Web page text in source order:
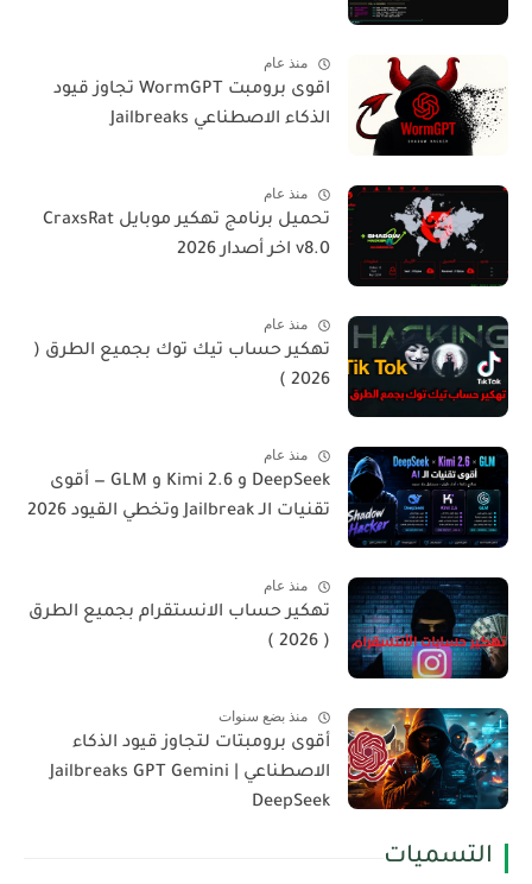
منذ عام
اقوى برومبت WormGPT تجاوز قيود
الذكاء الاصطناعي Jailbreaks
منذ عام
تحميل برنامج تهكير موبايل CraxsRat
v8.0 اخر أصدار 2026
منذ عام
تهكير حساب تيك توك بجميع الطرق (
2026 )
منذ عام
DeepSeek و Kimi 2.6 و GLM — أقوى
تقنيات الـ Jailbreak وتخطي القيود 2026
منذ عام
تهكير حساب الانستقرام بجميع الطرق
( 2026 )
منذ بضع سنوات
أقوى برومبتات لتجاوز قيود الذكاء
الاصطناعي | Jailbreaks GPT Gemini
DeepSeek
التسميات